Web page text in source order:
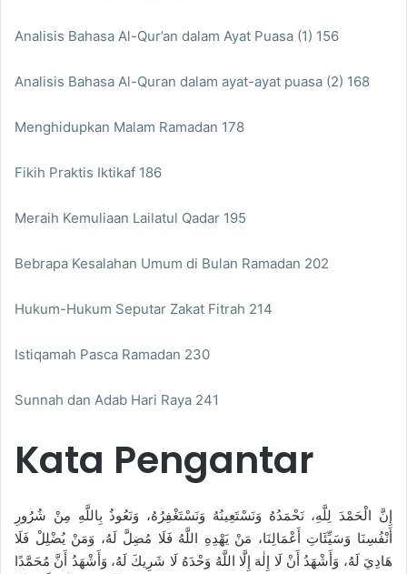
Analisis Bahasa Al-Qur’an dalam Ayat Puasa (1) 156
Analisis Bahasa Al-Quran dalam ayat-ayat puasa (2) 168
Menghidupkan Malam Ramadan 178
Fikih Praktis Iktikaf 186
Meraih Kemuliaan Lailatul Qadar 195
Bebrapa Kesalahan Umum di Bulan Ramadan 202
Hukum-Hukum Seputar Zakat Fitrah 214
Istiqamah Pasca Ramadan 230
Sunnah dan Adab Hari Raya 241
Kata Pengantar
إِنَّ الْحَمْدَ لِلَّهِ، نَحْمَدُهُ وَنَسْتَعِينُهُ وَنَسْتَغْفِرُهُ، وَنَعُوذُ بِاللَّهِ مِنْ شُرُورِ
أَنْفُسِنَا وَسَيِّئَاتِ أَعْمَالِنَا، مَنْ يَهْدِهِ اللَّهُ فَلَا مُضِلَّ لَهُ، وَمَنْ يُضْلِلْ فَلَا
هَادِيَ لَهُ، وَأَشْهَدُ أَنْ لَا إِلٰهَ إِلَّا اللَّهُ وَحْدَهُ لَا شَرِيكَ لَهُ، وَأَشْهَدُ أَنَّ مُحَمَّدًا